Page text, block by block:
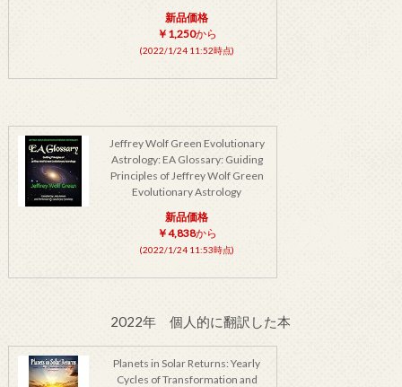
新品価格
￥1,250から
(2022/1/24 11:52時点)
Jeffrey Wolf Green Evolutionary
Astrology: EA Glossary: Guiding
Principles of Jeffrey Wolf Green
Evolutionary Astrology
新品価格
￥4,838から
(2022/1/24 11:53時点)
2022年 個人的に翻訳した本
Planets in Solar Returns: Yearly
Cycles of Transformation and